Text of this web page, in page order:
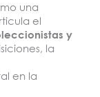
una
el
y
la
en la